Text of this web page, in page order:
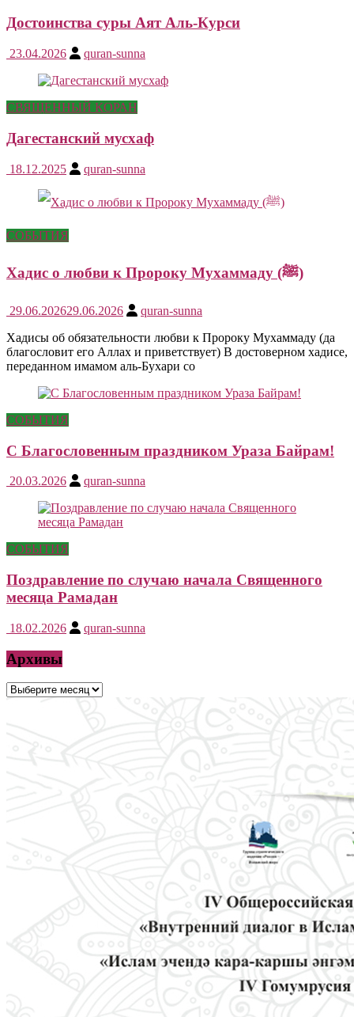
Достоинства суры Аят Аль-Курси
23.04.2026 quran-sunna
СВЯЩЕННЫЙ КОРАН
Дагестанский мусхаф
18.12.2025 quran-sunna
СОБЫТИЯ
Хадис о любви к Пророку Мухаммаду (ﷺ)
29.06.202629.06.2026
quran-sunna
Хадисы об обязательности любви к Пророку Мухаммаду (да
благословит его Аллах и приветствует) В достоверном хадисе,
переданном имамом аль-Бухари со
СОБЫТИЯ
С Благословенным праздником Ураза Байрам!
20.03.2026 quran-sunna
СОБЫТИЯ
Поздравление по случаю начала Священного
месяца Рамадан
18.02.2026 quran-sunna
Архивы
Архивы